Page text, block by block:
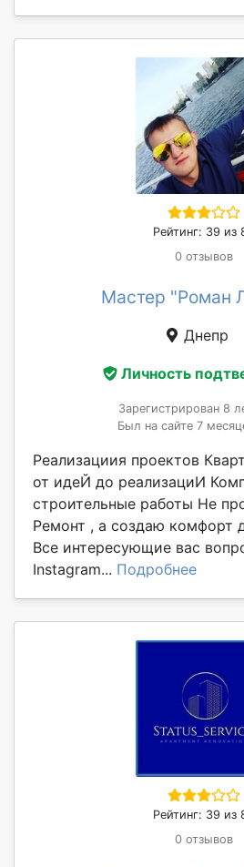
Рейтинг: 39 из
0 отзывов
Мастер "Роман
Днепр
Личность
Зарегистрирован 8
Был на сайте 7
Реализациия проектов
от идеЙ до реализациИ
строительные работы Не
Ремонт , а создаю комфорт
Все интересующие вас
Instagram... Подробнее
Рейтинг: 39 из
0 отзывов